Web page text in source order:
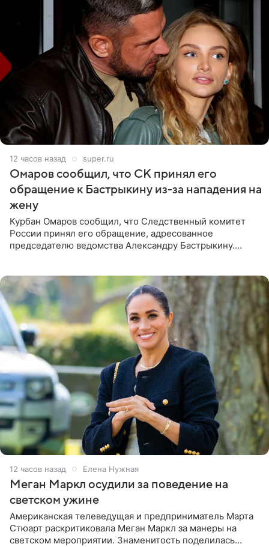
12 часов назад super.ru
Омаров сообщил, что СК принял его
обращение к Бастрыкину из-за нападения на
жену
Курбан Омаров сообщил, что Следственный комитет
России принял его обращение, адресованное
председателю ведомства Александру Бастрыкину.
12 часов назад Елена Нужная
Меган Маркл осудили за поведение на
светском ужине
Американская телеведущая и предприниматель Марта
Стюарт раскритиковала Меган Маркл за манеры на
светском мероприятии. Знаменитость поделилась